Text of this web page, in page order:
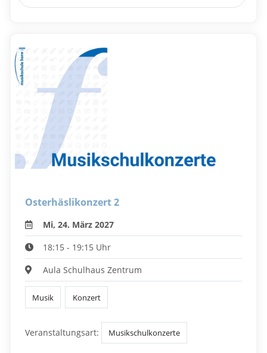
Osterhäslikonzert 2
Mi, 24. März 2027
18:15 - 19:15 Uhr
Aula Schulhaus Zentrum
Musik Konzert
Veranstaltungsart: Musikschulkonzerte